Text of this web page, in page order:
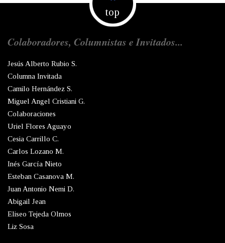
top
Colaboradores, Columnistas e Invitados...
Jesús Alberto Rubio S.
Columna Invitada
Camilo Hernández S.
Miguel Angel Cristiani G.
Colaboraciones
Uriel Flores Aguayo
Cesia Carrillo C.
Carlos Lozano M.
Inés García Nieto
Esteban Casanova M.
Juan Antonio Nemi D.
Abigail Jean
Eliseo Tejeda Olmos
Liz Sosa